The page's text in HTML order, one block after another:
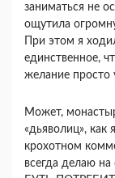
заниматься не
ощутила
При этом я
единственное,
желание просто
Может,
«дьяволиц», как
крохотном
всегда делаю